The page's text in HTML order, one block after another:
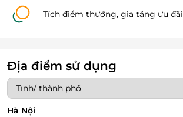
Tích điểm thưởng, gia tăng ưu đãi
Địa điểm sử dụng
Hà Nội